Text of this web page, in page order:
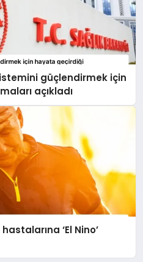
güçlendirmek için
açıkladı
‘El Nino’